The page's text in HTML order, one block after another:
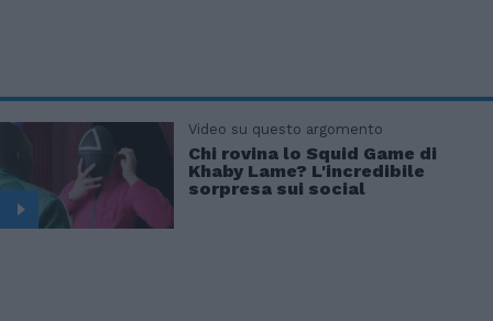
Video su questo argomento
Chi rovina lo Squid Game di
Khaby Lame? L'incredibile
sorpresa sui social